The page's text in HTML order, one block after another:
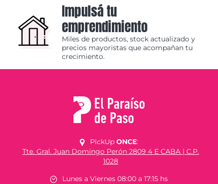
Impulsá tu
emprendimiento
Miles de productos, stock actualizado y
precios mayoristas que acompañan tu
crecimiento.
PickUp ONCE:
Tte. Gral. Juan Domingo Perón 2809 4 E CABA | C.P.
1028
Lunes a Viernes 08:00 a 17:15 hs